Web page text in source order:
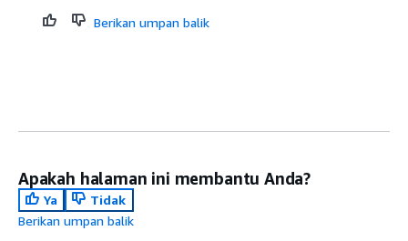
Berikan umpan balik
Apakah halaman ini membantu Anda?
Ya
Tidak
Berikan umpan balik